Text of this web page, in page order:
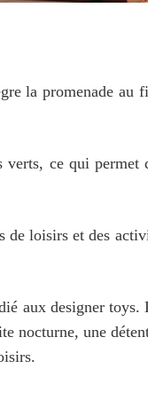
la promenade
ce qui permet
de loisirs et des
aux designer toys.
une